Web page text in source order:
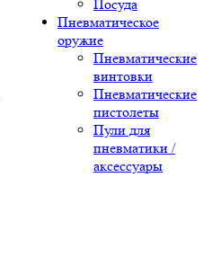
Посуда
Пневматическое
оружие
Пневматические
винтовки
Пневматические
пистолеты
Пули для
пневматики /
аксессуары